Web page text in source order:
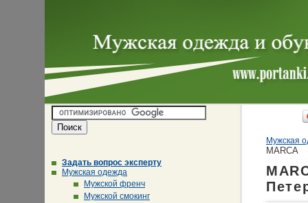
Задать вопрос эксперту
Мужская одежда
Мужской френч
Мужской смокинг
Мужская
MARCA